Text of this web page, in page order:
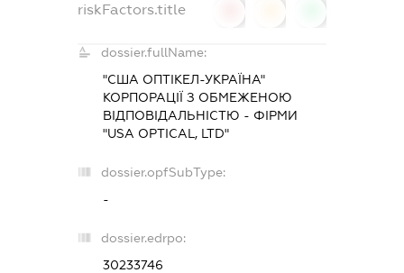
riskFactors.title
dossier.fullName:
"США ОПТІКЕЛ-УКРАЇНА"
КОРПОРАЦІЇ З ОБМЕЖЕНОЮ
ВІДПОВІДАЛЬНІСТЮ - ФІРМИ
"USA OPTICAL, LTD"
dossier.opfSubType:
-
dossier.edrpo:
30233746